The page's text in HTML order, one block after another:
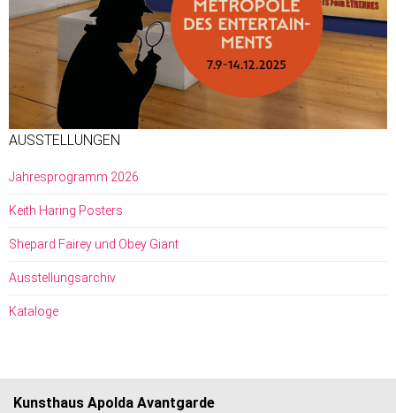
AUSSTELLUNGEN
Jahresprogramm 2026
Keith Haring Posters
Shepard Fairey und Obey Giant
Ausstellungsarchiv
Kataloge
Kunsthaus Apolda Avantgarde